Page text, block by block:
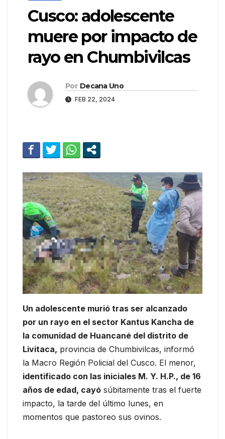
Cusco: adolescente
muere por impacto de
rayo en Chumbivilcas
Por Decana Uno
FEB 22, 2024
Un adolescente murió tras ser alcanzado
por un rayo en el sector Kantus Kancha de
la comunidad de Huancané del distrito de
Livitaca, provincia de Chumbivilcas, informó
la Macro Región Policial del Cusco. El menor,
identificado con las iniciales M. Y. H.P., de 16
años de edad, cayó súbitamente tras el fuerte
impacto, la tarde del último lunes, en
momentos que pastoreo sus ovinos.